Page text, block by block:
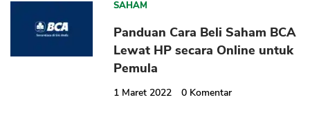
SAHAM
Panduan Cara Beli Saham BCA
Lewat HP secara Online untuk
Pemula
1 Maret 2022 0 Komentar